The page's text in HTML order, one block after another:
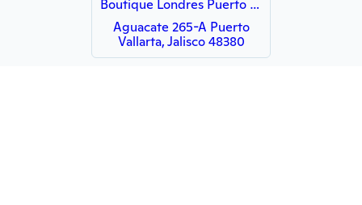
Boutique Londres Puerto Vallarta
Aguacate 265-A Puerto
Vallarta, Jalisco 48380